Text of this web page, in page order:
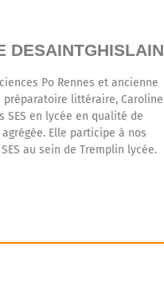
DESAINTGHISLAIN
Po Rennes et ancienne
préparatoire littéraire, Caroline
SES en lycée en qualité de
Elle participe à nos
au sein de Tremplin lycée.